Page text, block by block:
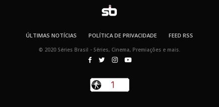
ÚLTIMAS NOTÍCIAS POLÍTICA DE PRIVACIDADE FEED RSS
© 2020 Séries Brasil - Séries, Cinema, Premiações e mais.